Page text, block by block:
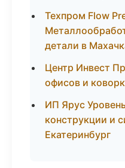
Техпром Flow
детали в
Центр Инвест
офисов и
ИП Ярус
конструкции и
Екатеринбург